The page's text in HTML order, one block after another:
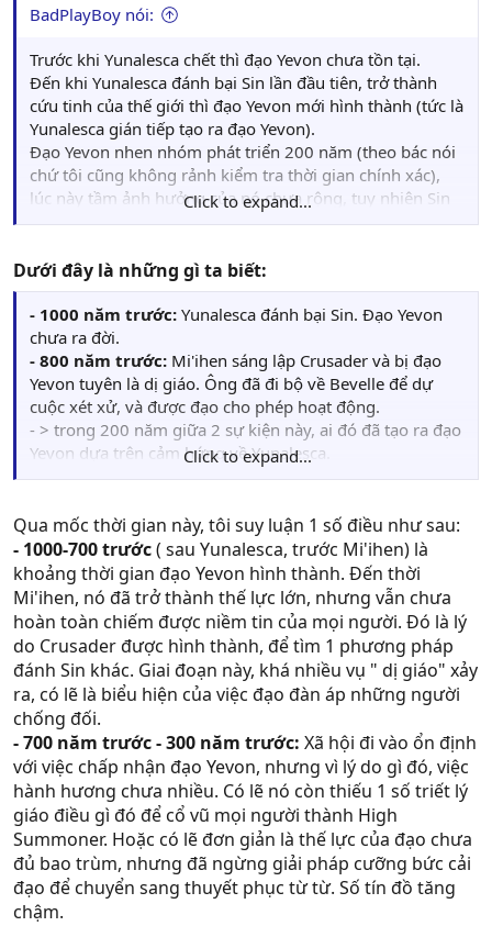
BadPlayBoy nói:
Trước khi Yunalesca chết thì đạo Yevon chưa tồn tại.
Đến khi Yunalesca đánh bại Sin lần đầu tiên, trở thành
cứu tinh của thế giới thì đạo Yevon mới hình thành (tức là
Yunalesca gián tiếp tạo ra đạo Yevon).
Đạo Yevon nhen nhóm phát triển 200 năm (theo bác nói
chứ tôi cũng không rảnh kiểm tra thời gian chính xác),
lúc này tầm ảnh hưởng của nó chưa rộng, tuy nhiên Sin
hồi sinh và lại hủy diệt các nền công nghệ 1 lần nữa, đây
chay công nghệ (vì họ suy diễn rằng Yu Yevon đã ra lệnh
cho Sin trừng phạt bất kỳ ai sử dụng công nghệ, còn
Yunalesca là đấng cứu rỗi, là con gái Yu Yevon nên được
truyền dạy cách chống lại Sin), lúc này thì quân Bevelle
cũng không đủ lực lượng để chống lại đạo Yevon nữa
nên đành giả vờ đổi phe (Bevelle ra vẻ ủng hộ đạo Yevon
nhưng thực chất những tên lãnh đạo vẫn âm thầm sử
dụng công nghệ), và nhờ ảnh hưởng của Yunalesca 400
năm sau mới khiến đạo Yevon lớn mạnh đến lúc Gandof
(summoner thứ hai thành công triệu hồi Final Aeson với
Tóm lại không nhờ Yunalesca đánh bại Sin thì đạo Yevon
đã không tồn tại.
Cái phế tích của Zarnakand không phải ngoài các
summoner ra không ai đến được, mà không ai muốn đến
thì đúng hơn vì nó gợi lại nỗi ám ảnh hủy diệt của Sin.
Còn chuyện đánh Sin thì không dùng Aeon đánh nó thì
nó cũng chẳng tái tạo được.
Click to expand...
Dưới đây là những gì ta biết:
- 1000 năm trước: Yunalesca đánh bại Sin. Đạo Yevon
chưa ra đời.
- 800 năm trước: Mi'ihen sáng lập Crusader và bị đạo
Yevon tuyên là dị giáo. Ông đã đi bộ về Bevelle để dự
cuộc xét xử, và được đạo cho phép hoạt động.
- > trong 200 năm giữa 2 sự kiện này, ai đó đã tạo ra đạo
Yevon dựa trên cảm hứng về Yunalesca.
- > Bevelle trở thành thế lực đỡ đầu cho đạo này.
khác ngoài summoner để đánh bại Sin.
- 700 năm trước:Omega phản ứng gì đó mà bị đạo quy
cho là dị giáo. Bực mình, ông này bỏ ra hoang đảo ở ẩn
đến khi chết.
- 500 năm trước:Gandof trở thành High Summoner thứ
2 sau Yunalesca.
- > Tôi suy đoán đây là người cho Yunalesca biết về đạo
Yevon.
- 230 năm trước: Ohalland đảo Kilika trở thành High
Summoner tiếp theo.
-100 năm trước: Yocun - Crusader kiêm Summoner - trở
thành High Summoner tiếp theo.
- 25 năm trước:Jyscal trở thành thủ lĩnh của người
Guado và truyền bá đạo Yevon vào dân tộc này. Ông trở
thành Maester xứ Guado luôn.
- ??? Có lẽ khoảng 20 năm trước: Mẹ con Seymour đến
Zanarkand để lấy Final Aeon.
- 10 năm trước:
Click to expand...
Qua mốc thời gian này, tôi suy luận 1 số điều như sau:
- 1000-700 trước( sau Yunalesca, trước Mi'ihen) là
khoảng thời gian đạo Yevon hình thành. Đến thời
Mi'ihen, nó đã trở thành thế lực lớn, nhưng vẫn chưa
hoàn toàn chiếm được niềm tin của mọi người. Đó là lý
do Crusader được hình thành, để tìm 1 phương pháp
đánh Sin khác. Giai đoạn này, khá nhiều vụ " dị giáo" xảy
ra, có lẽ là biểu hiện của việc đạo đàn áp những người
chống đối.
- 700 năm trước - 300 năm trước: Xã hội đi vào ổn định
với việc chấp nhận đạo Yevon, nhưng vì lý do gì đó, việc
hành hương chưa nhiều. Có lẽ nó còn thiếu 1 số triết lý
giáo điều gì đó để cổ vũ mọi người thành High
Summoner. Hoặc có lẽ đơn giản là thế lực của đạo chưa
đủ bao trùm, nhưng đã ngừng giải pháp cưỡng bức cải
đạo để chuyển sang thuyết phục từ từ. Số tín đồ tăng
chậm.